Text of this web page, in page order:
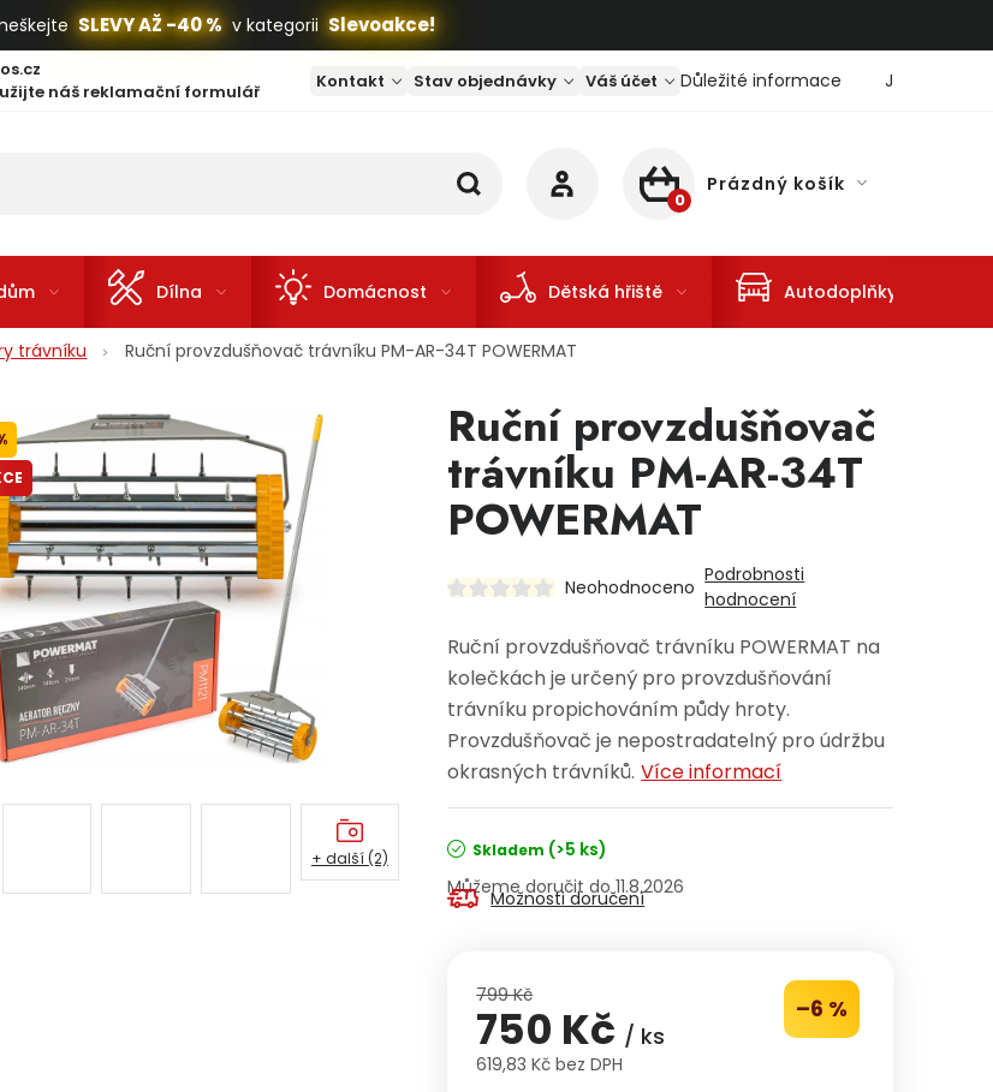
SLEVY AŽ -40 % v kategorii Slevoakce!
náš reklamační formulář Kontakt Stav objednávky Váš účet Důležité informace Jaký je
NÁKUPNÍ KOŠÍK
Prázdný košík
Dílna Domácnost Dětská hřiště Autodoplňky
trávníku Ruční provzdušňovač trávníku PM-AR-34T POWERMAT
Ruční provzdušňovač
trávníku PM-AR-34T
POWERMAT
Neohodnoceno
Podrobnosti
hodnocení
Ruční provzdušňovač trávníku POWERMAT na
kolečkách je určený pro provzdušňování
trávníku propichováním půdy hroty.
Provzdušňovač je nepostradatelný pro údržbu
okrasných trávníků. Více informací
Skladem (>5 ks)
11.8.2026
Možnosti doručení
799 Kč –6 %
750 Kč / ks
619,83 Kč bez DPH
+ další (2)